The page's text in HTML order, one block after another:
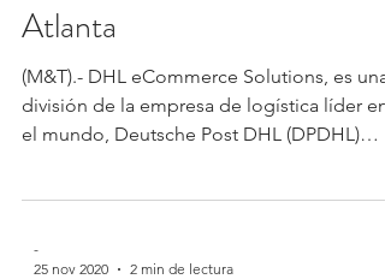
Atlanta
(M&T).- DHL eCommerce Solutions, es una
división de la empresa de logística líder en
el mundo, Deutsche Post DHL (DPDHL)
-
25 nov 2020
2 min de lectura